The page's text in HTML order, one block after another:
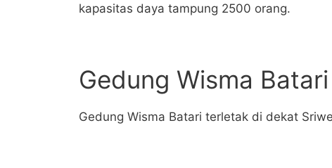
kapasitas daya tampung 2500 orang.
Gedung Wisma Batari
Gedung Wisma Batari terletak di dekat